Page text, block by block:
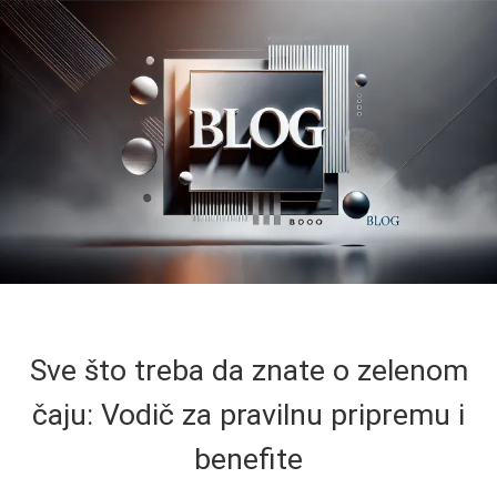
Sve što treba da znate o zelenom
čaju: Vodič za pravilnu pripremu i
benefite